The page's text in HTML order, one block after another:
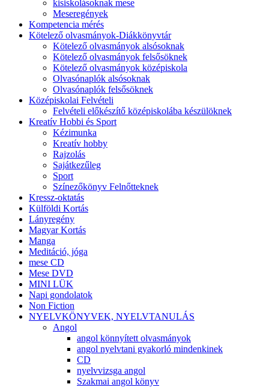
kisiskolásoknak mese
Meseregények
Kompetencia mérés
Kötelező olvasmányok-Diákkönyvtár
Kötelező olvasmányok alsósoknak
Kötelező olvasmányok felsősöknek
Kötelező olvasmányok középiskola
Olvasónaplók alsósoknak
Olvasónaplók felsősöknek
Középiskolai Felvételi
Felvételi előkészítő középiskolába készülöknek
Kreatív Hobbi és Sport
Kézimunka
Kreatív hobby
Rajzolás
Sajátkezűleg
Sport
Színezőkönyv Felnőtteknek
Kressz-oktatás
Külföldi Kortás
Lányregény
Magyar Kortás
Manga
Meditáció, jóga
mese CD
Mese DVD
MINI LÜK
Napi gondolatok
Non Fiction
NYELVKÖNYVEK, NYELVTANULÁS
Angol
angol könnyített olvasmányok
angol nyelvtani gyakorló mindenkinek
CD
nyelvvizsga angol
Szakmai angol könyv